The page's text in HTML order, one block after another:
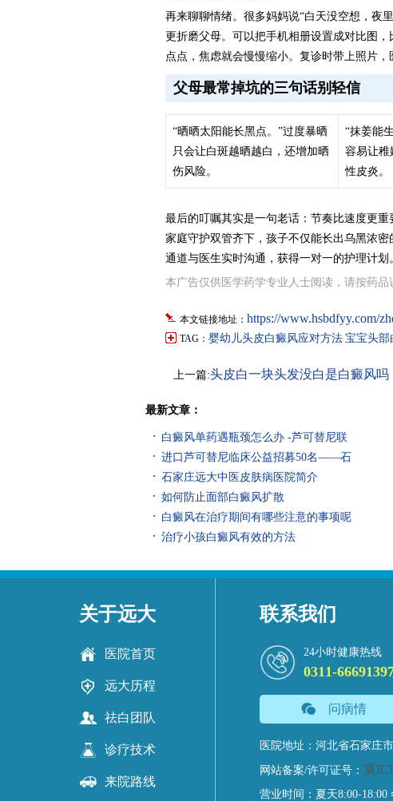
再来聊聊情绪。很多妈妈说“白天没空想，夜
更折磨父母。可以把手机相册设置成对比图
点点，焦虑就会慢慢缩小。复诊时带上照片，
父母最常掉坑的三句话别轻信
“晒晒太阳能长黑点。”过度暴晒
只会让白斑越晒越白，还增加晒
伤风险。
“抹姜能
容易让稚
性皮炎。
最后的叮嘱其实是一句老话：节奏比速度更
家庭守护双管齐下，孩子不仅能长出乌黑浓
通道与医生实时沟通，获得一对一的护理计划
本广告仅供医学药学专业人士阅读，请按药
本文链接地址： https://www.hsbdfyy.com/
TAG： 婴幼儿头皮白癜风应对方法 宝宝头部
上一篇:头皮白一块头发没白是白癜风吗
最新文章：
白癜风单药遇瓶颈怎么办 -芦可替尼联
进口芦可替尼临床公益招募50名——石
石家庄远大中医皮肤病医院简介
如何防止面部白癜风扩散
白癜风在治疗期间有哪些注意的事项呢
治疗小孩白癜风有效的方法
关于远大
医院首页
远大历程
祛白团队
诊疗技术
来院路线
联系我们
24小时健康热线
0311-
问病情
医院地址：河北省石家庄
网站备案/许可证号： 冀
营业时间：夏天8:00-18:00